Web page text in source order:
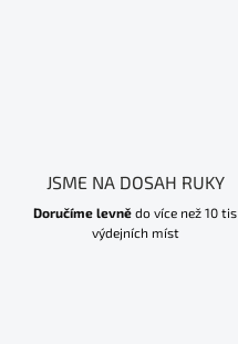
JSME NA DOSAH RUKY
Doručíme levně do více než 10 tis
výdejních míst